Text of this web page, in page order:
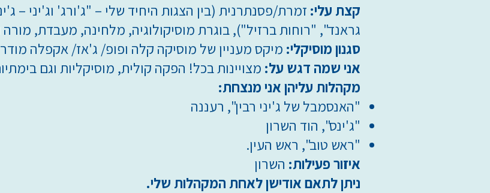
קצת עלי: זמרת/פסנתרנית (בין הצגות היחיד שלי – "ג'ורג' וג'יני –
גראנד", "רוחות ברזיל"), בוגרת מוסיקולוגיה, מלחינה, מעבדת,
סגנון מוסיקלי: מיקס מעניין של מוסיקה קלה ופופ/ ג'אז/ אקפלה
אני שמה דגש על: מצויינות בכל! הפקה קולית, מוסיקליות וגם
מקהלות עליהן אני מנצחת:
"האנסמבל של ג'יני רבין", רעננה
"ג'ינס", הוד השרון
"ראש טוב", ראש העין.
איזור פעילות: השרון
ניתן לתאם אודישן לאחת המקהלות שלי.